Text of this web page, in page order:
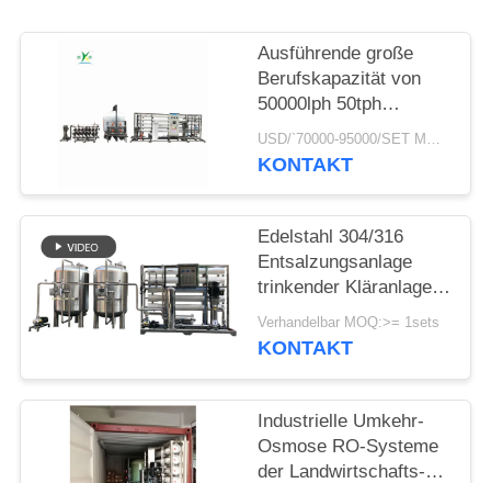
PRIVACY
POLICY
Ausführende große
Berufskapazität von
50000lph 50tph
industriellen RO-
Kläranlage Umkehr-
USD/`70000-95000/SET MOQ:1 Satz
KONTAKT
Edelstahl 304/316
Entsalzungsanlage
trinkender Kläranlage-
Schulcampus-Umkehr-
Osmose-Wasser-Filter
Verhandelbar MOQ:>= 1sets
KONTAKT
Industrielle Umkehr-
Osmose RO-Systeme
der Landwirtschafts-